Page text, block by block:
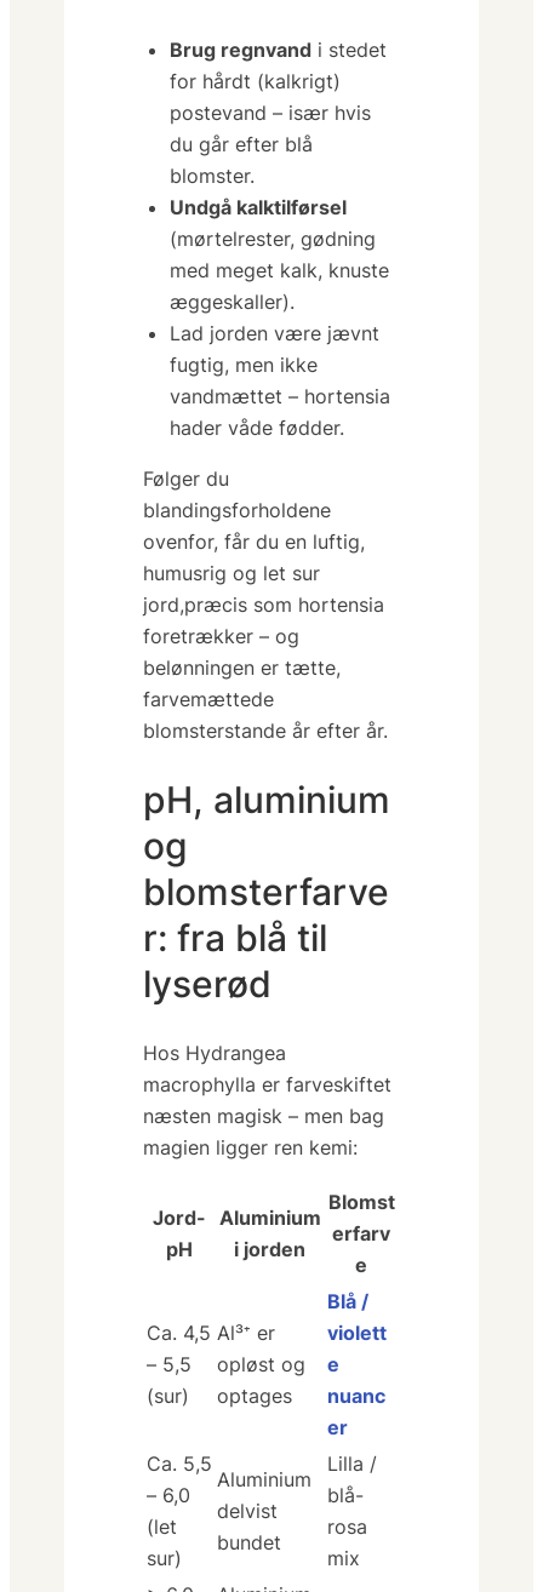
Brug regnvand i stedet
for hårdt (kalkrigt)
postevand – især hvis
du går efter blå
blomster.
Undgå kalktilførsel
(mørtelrester, gødning
med meget kalk, knuste
æggeskaller).
Lad jorden være jævnt
fugtig, men ikke
vandmættet – hortensia
hader våde fødder.
Følger du
blandingsforholdene
ovenfor, får du en luftig,
humusrig og let sur
jord,præcis som hortensia
foretrækker – og
belønningen er tætte,
farvemættede
blomsterstande år efter år.
pH, aluminium
og
blomsterfarve
r: fra blå til
lyserød
Hos Hydrangea
macrophylla er farveskiftet
næsten magisk – men bag
magien ligger ren kemi:
Jord-
pH
Aluminium
i jorden
Blomst
erfarv
e
Ca. 4,5
– 5,5
(sur)
Al³⁺ er
opløst og
optages
Blå /
violett
e
nuanc
er
Ca. 5,5
– 6,0
(let
sur)
Aluminium
delvist
bundet
Lilla /
blå-
rosa
mix